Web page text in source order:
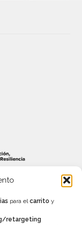
para elcarrito y
retargeting